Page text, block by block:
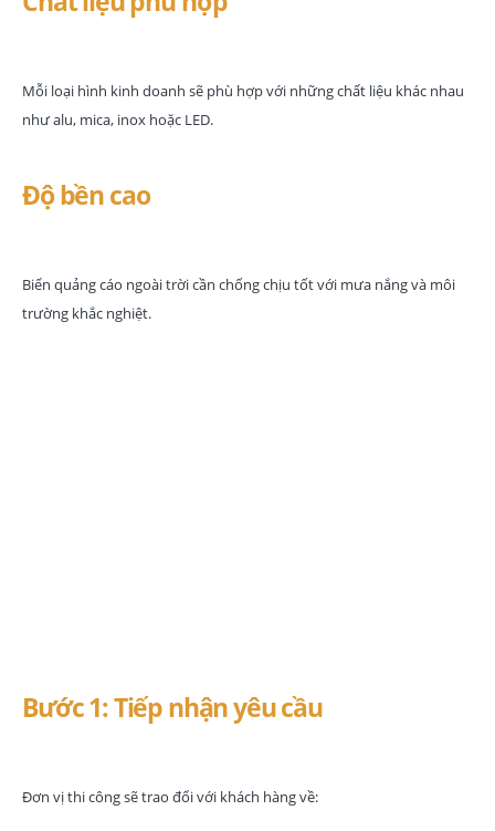
Mỗi loại hình kinh doanh sẽ phù hợp với những chất liệu khác nhau
như alu, mica, inox hoặc LED.
Độ bền cao
Biển quảng cáo ngoài trời cần chống chịu tốt với mưa nắng và môi
trường khắc nghiệt.
Bước 1: Tiếp nhận yêu cầu
Đơn vị thi công sẽ trao đổi với khách hàng về: